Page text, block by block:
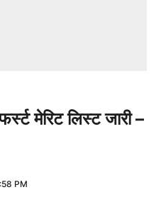
मेरिट लिस्ट जारी –
PM